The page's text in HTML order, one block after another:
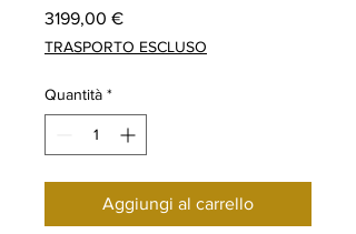
3199,00 €Prezzo
TRASPORTO ESCLUSO
Quantità *
Aggiungi al carrello